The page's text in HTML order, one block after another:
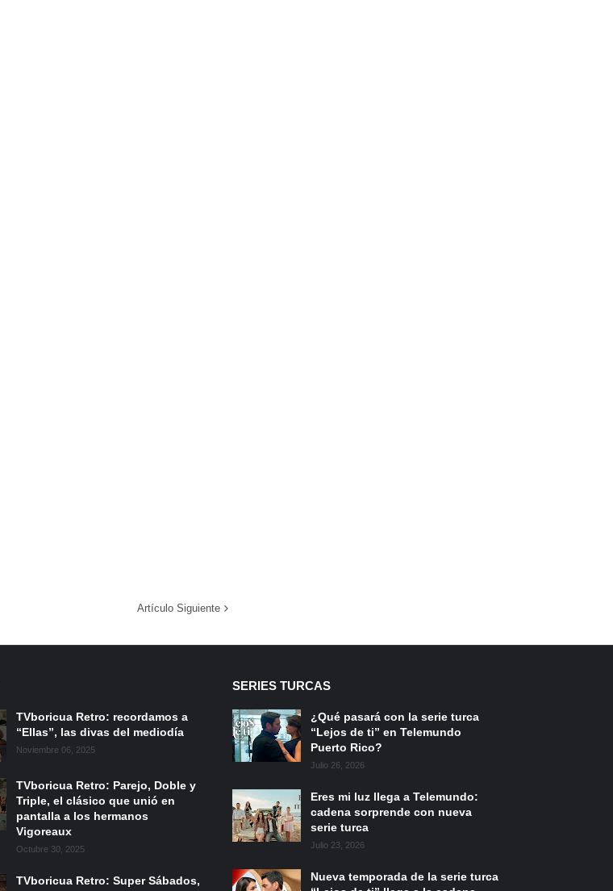
Artículo Siguiente
TVboricua Retro: recordamos a
“Ellas”, las divas del mediodía
Noviembre 06, 2025
TVboricua Retro: Parejo, Doble y
Triple, el clásico que unió en
pantalla a los hermanos
Vigoreaux
Octubre 30, 2025
TVboricua Retro: Super Sábados,
SERIES TURCAS
¿Qué pasará con la serie turca
“Lejos de ti” en Telemundo
Puerto Rico?
Julio 26, 2026
Eres mi luz llega a Telemundo:
cadena sorprende con nueva
serie turca
Julio 23, 2026
Nueva temporada de la serie turca